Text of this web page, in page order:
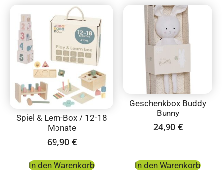
Spiel & Lern-Box / 12-18
Monate
69,90 €
In den Warenkorb
Geschenkbox Buddy
Bunny
24,90 €
In den Warenkorb